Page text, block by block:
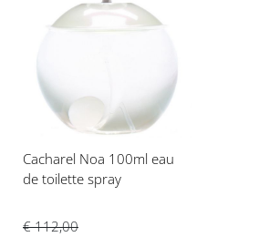
Voeg
toe
verlanglijst
Cacharel Noa 100ml eau
de toilette spray
€ 112,00